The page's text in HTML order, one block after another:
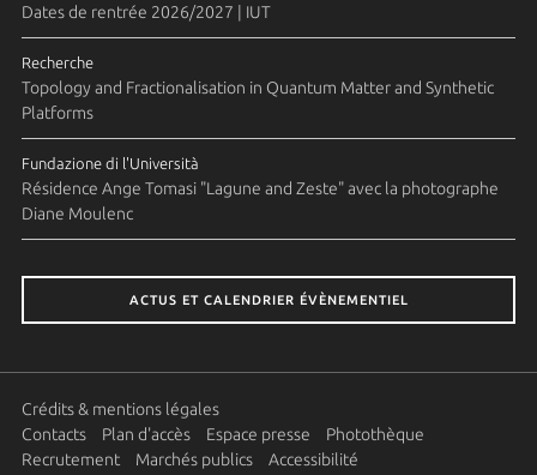
Dates de rentrée 2026/2027 | IUT
Recherche
Topology and Fractionalisation in Quantum Matter and Synthetic
Platforms
Fundazione di l'Università
Résidence Ange Tomasi "Lagune and Zeste" avec la photographe
Diane Moulenc
ACTUS ET CALENDRIER ÉVÈNEMENTIEL
Crédits & mentions légales
Contacts
Plan d'accès Espace presse
Photothèque
Recrutement
Marchés publics Accessibilité